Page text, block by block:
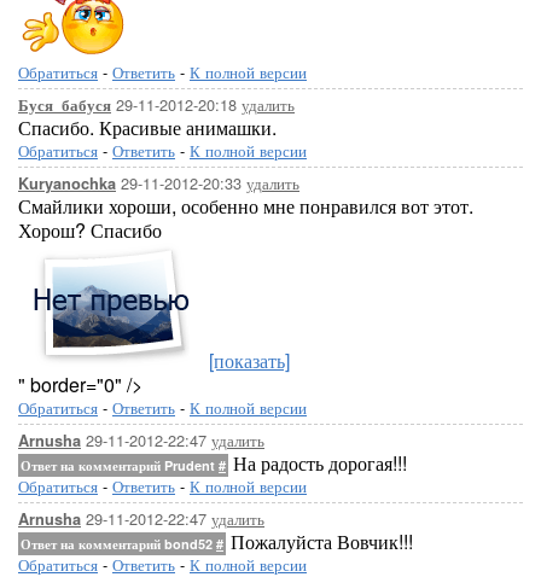
Обратиться - Ответить - К полной версии
Буся_бабуся 29-11-2012-20:18 удалить
Спасибо. Красивые анимашки.
Обратиться - Ответить - К полной версии
Kuryanochka 29-11-2012-20:33 удалить
Смайлики хороши, особенно мне понравился вот этот.
Хорош? Спасибо
[показать]
" border="0" />
Обратиться - Ответить - К полной версии
Arnusha 29-11-2012-22:47 удалить
Ответ на комментарий Prudent # На радость дорогая!!!
Обратиться - Ответить - К полной версии
Arnusha 29-11-2012-22:47 удалить
Ответ на комментарий bond52 # Пожалуйста Вовчик!!!
Обратиться - Ответить - К полной версии